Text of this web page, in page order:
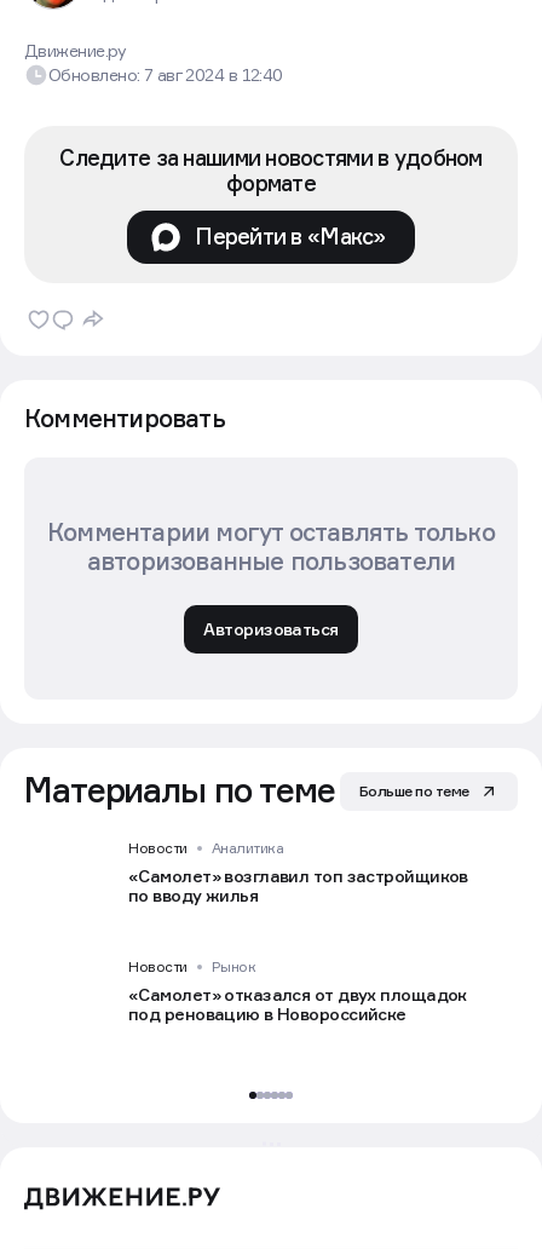
Движение.ру
Обновлено: 7 авг 2024в 12:40
Следите за нашими новостями в удобном
формате
Перейти в «Макс»
Комментировать
Комментарии могут оставлять только
авторизованные пользователи
Авторизоваться
Материалы по теме Больше по теме
Новости Аналитика
«Самолет» возглавил топ застройщиков
по вводу жилья
Новости Рынок
«Самолет» отказался от двух площадок
под реновацию в Новороссийске